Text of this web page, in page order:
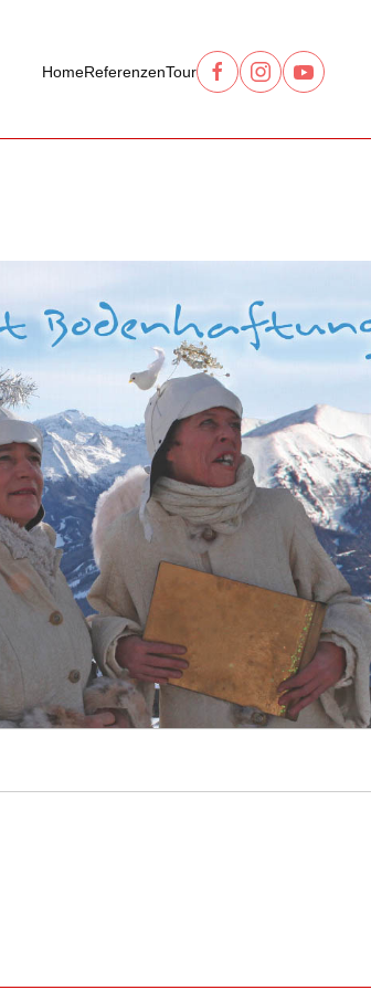
HomeReferenzenTour